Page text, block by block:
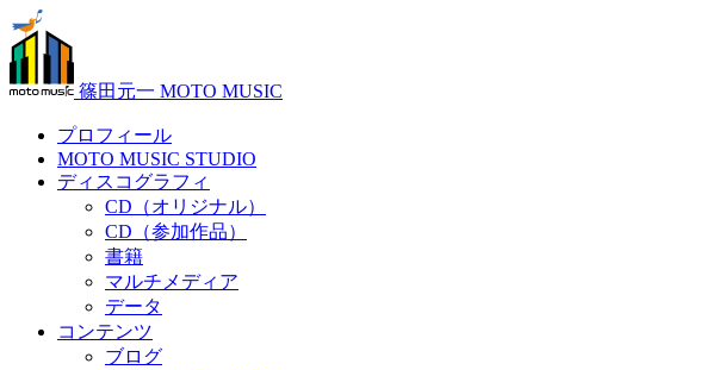
篠田元一 MOTO MUSIC
プロフィール
MOTO MUSIC STUDIO
ディスコグラフィ
CD（オリジナル）
CD（参加作品）
書籍
マルチメディア
データ
コンテンツ
ブログ